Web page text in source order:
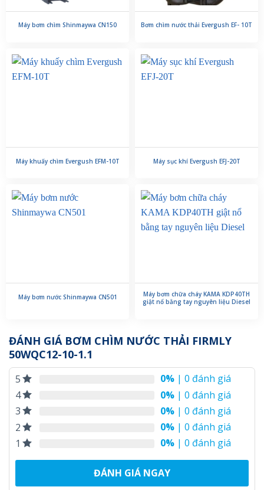
Máy bơm chìm Shinmaywa CN150 Bơm chìm nước thải Evergush EF- 10T
Máy khuấy chìm Evergush EFM-10T Máy sục khí Evergush EFJ-20T
Máy bơm nước Shinmaywa CN501
Máy bơm chữa cháy KAMA KDP40TH
giật nổ bằng tay nguyên liệu Diesel
ĐÁNH GIÁ BƠM CHÌM NƯỚC THẢI FIRMLY
50WQC12-10-1.1
5 0% | 0 đánh giá
4
0% | 0 đánh giá
3
0% | 0 đánh giá
2
0% | 0 đánh giá
1
0% | 0 đánh giá
ĐÁNH GIÁ NGAY